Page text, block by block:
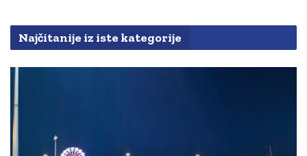
Najčitanije iz iste kategorije